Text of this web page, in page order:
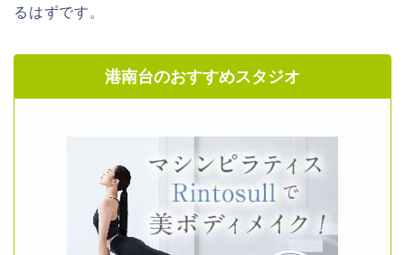
るはずです。
港南台のおすすめスタジオ